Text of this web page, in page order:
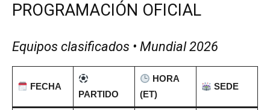
PROGRAMACIÓN OFICIAL
Equipos clasificados • Mundial 2026
FECHA
PARTIDO
HORA
(ET)
SEDE